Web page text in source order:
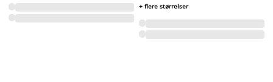
+ flere størrelser